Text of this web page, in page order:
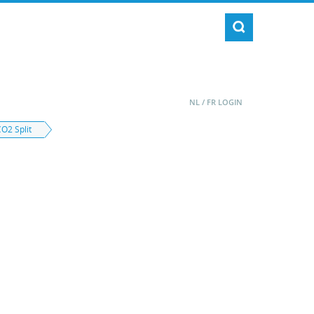
NL / FR LOGIN
Split